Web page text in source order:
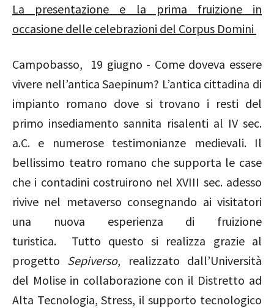
La presentazione e la prima fruizione in
occasione delle celebrazioni del Corpus Domini
Campobasso, 19 giugno - Come doveva essere
vivere nell’antica Saepinum? L’antica cittadina di
impianto romano dove si trovano i resti del
primo insediamento sannita risalenti al IV sec.
a.C. e numerose testimonianze medievali. Il
bellissimo teatro romano che supporta le case
che i contadini costruirono nel XVIII sec. adesso
rivive nel metaverso consegnando ai visitatori
una nuova esperienza di fruizione
turistica. Tutto questo si realizza grazie al
progetto Sepiverso, realizzato dall’Università
del Molise in collaborazione con il Distretto ad
Alta Tecnologia, Stress, il supporto tecnologico